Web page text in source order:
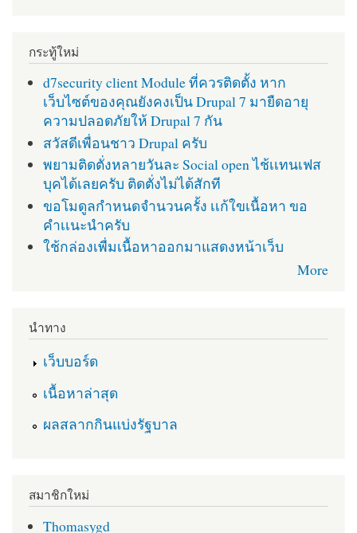
กระทู้ใหม่
d7security client Module ที่ควรติดตั้ง หาก
เว็บไซต์ของคุณยังคงเป็น Drupal 7 มายืดอายุ
ความปลอดภัยให้ Drupal 7 กัน
สวัสดีเพื่อนชาว Drupal ครับ
พยามติดตั่งหลายวันละ Social open ไช้เเทนเฟส
บุคได้เลยครับ ติดตั่งไม่ได้สักที
ขอโมดูลกำหนดจำนวนครั้ง เเก้ใขเนื้อหา ขอ
คำเเนะนำครับ
ใช้กล่องเพื่มเนื้อหาออกมาแสดงหน้าเว็บ
More
นำทาง
เว็บบอร์ด
เนื้อหาล่าสุด
ผลสลากกินแบ่งรัฐบาล
สมาชิกใหม่
Thomasygd